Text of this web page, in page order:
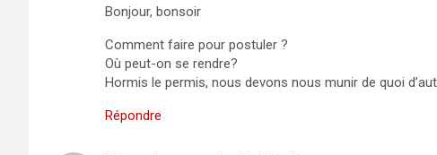
Bonjour, bonsoir
Comment faire pour postuler ?
Où peut-on se rendre?
Hormis le permis, nous devons nous munir de quoi
Répondre